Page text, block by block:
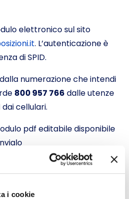
i cookie
elettronico sul sito
. L’autenticazione è
di SPID.
numerazione che intendi
800 957 766 dalle utenze
dai cellulari.
pdf editabile disponibile
.
in 15 giorni per il